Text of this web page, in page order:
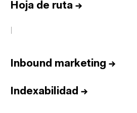
Hoja de ruta →
I
Inbound marketing →
Indexabilidad →